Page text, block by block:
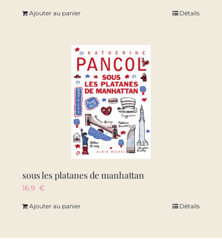
Ajouter au panier Détails
sous les platanes de manhattan
16.9 €
Ajouter au panier Détails